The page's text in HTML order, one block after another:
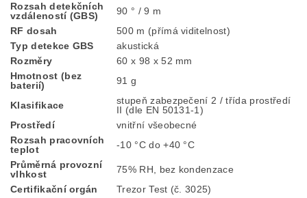
Rozsah detekčních
vzdáleností (GBS)
90 ° / 9 m
RF dosah
500 m (přímá viditelnost)
Typ detekce GBS
akustická
Rozměry
60 x 98 x 52 mm
Hmotnost (bez
baterií)
91 g
Klasifikace
stupeň zabezpečení 2 / třída prostředí
II (dle EN 50131-1)
Prostředí
vnitřní všeobecné
Rozsah pracovních
teplot
-10 °C do +40 °C
Průměrná provozní
vlhkost
75% RH, bez kondenzace
Certifikační orgán
Trezor Test (č. 3025)